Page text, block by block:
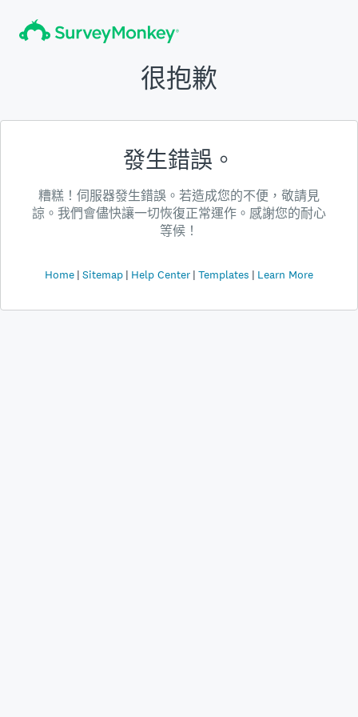
很抱歉
發生錯誤。
糟糕！伺服器發生錯誤。若造成您的不便，敬請見
諒。我們會儘快讓一切恢復正常運作。感謝您的耐心
等候！
Home Sitemap Help Center Templates Learn More